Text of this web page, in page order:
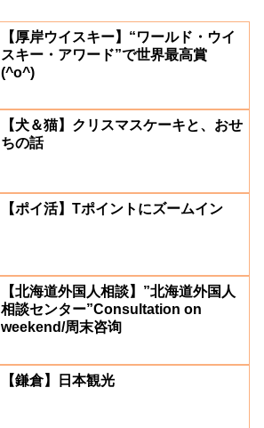
【厚岸ウイスキー】“ワールド・ウイ
スキー・アワード”で世界最高賞
(^o^)
【犬＆猫】クリスマスケーキと、おせ
ちの話
【ポイ活】Tポイントにズームイン
【北海道外国人相談】”北海道外国人
相談センター”Consultation on
weekend/周末咨询
【鎌倉】日本観光